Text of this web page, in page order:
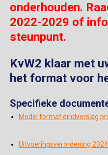
onderhouden.
2022-2029 of
steunpunt.
KvW2 klaar met
het format voor
Specifieke
Model format eindverslag
Uitvoeringsverordening